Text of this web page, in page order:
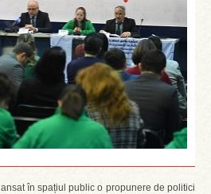
în spațiul public o propunere de politici